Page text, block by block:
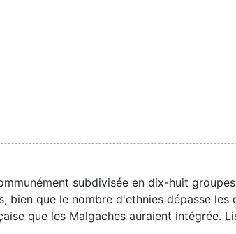
subdivisée en dix-huit
bien que le nombre d'ethnies dépasse
que les Malgaches auraient intégrée.